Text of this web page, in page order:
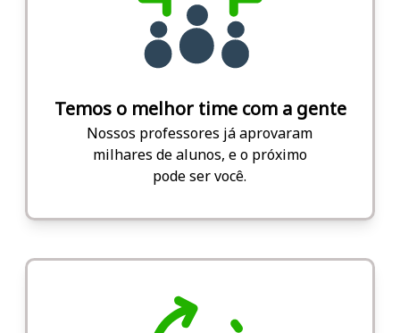
Temos o melhor time com a gente
Nossos professores já aprovaram
milhares de alunos, e o próximo
pode ser você.